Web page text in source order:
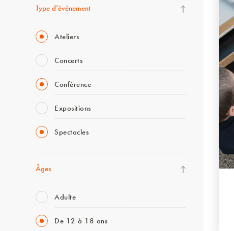
Type d’événement
Ateliers
Concerts
Conférence
Expositions
Spectacles
Âges
Adulte
De 12 à 18 ans